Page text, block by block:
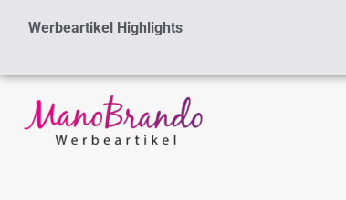
InhaltWerbeartikel Highlights